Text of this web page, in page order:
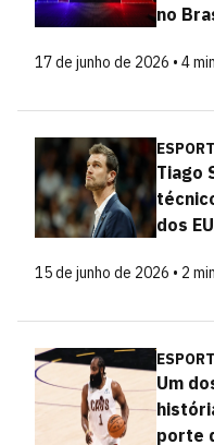
no
17 de junho de 2026 • 4
Tiago
dos
15 de junho de 2026 • 2
Um
porte